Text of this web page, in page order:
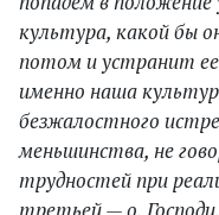
культура, какой бы
потом и устранит
именно наша
безжалостного
меньшинства, не
трудностей при